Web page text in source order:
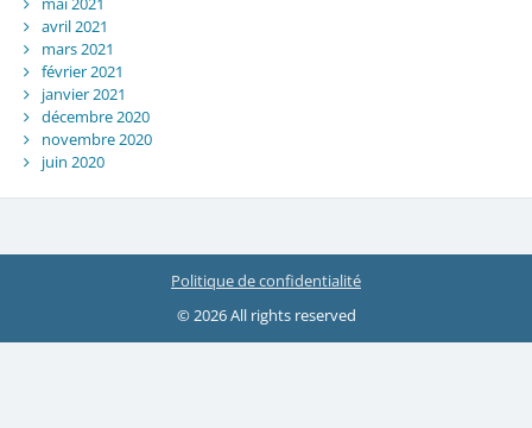
avril 2021
mars 2021
février 2021
janvier 2021
décembre 2020
novembre 2020
juin 2020
Politique de confidentialité
© 2026 All rights reserved